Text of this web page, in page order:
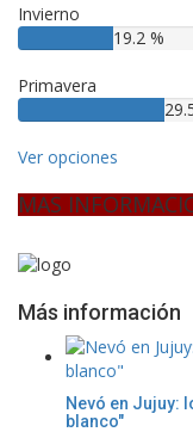
Invierno
19.2 %
Primavera
Ver opciones
MAS
Más información
Nevó en Jujuy:
blanco"